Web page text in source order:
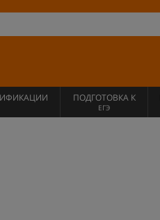
ПОДГОТОВКА К
ЕГЭ